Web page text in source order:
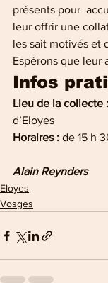
présents pour
leur offrir une
les sait motivés et
Espérons que leur
Infos
Lieu de la collecte :
d’Eloyes
Horaires : de 15 h
Alain Reynders
Eloyes
Vosges